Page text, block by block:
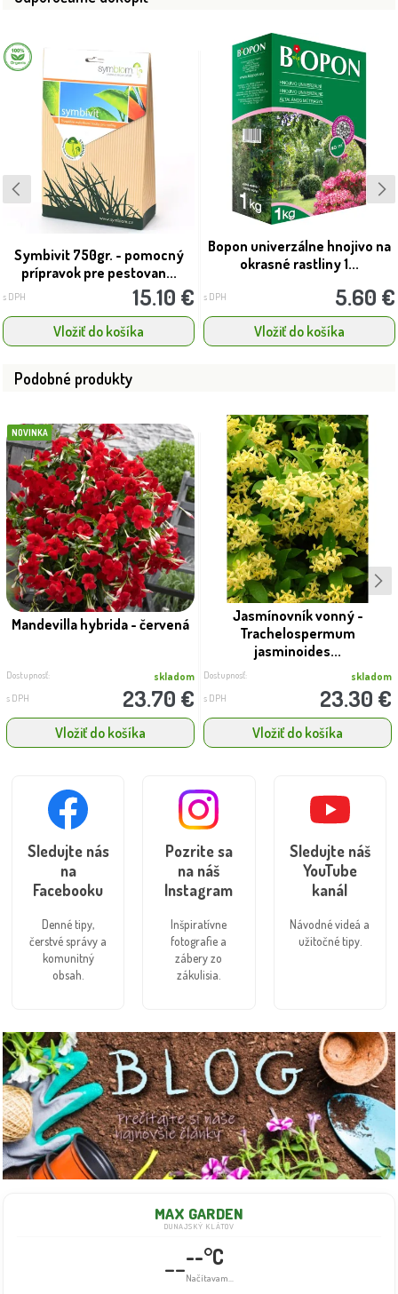
MAX GARDEN
DUNAJSKÝ KLÁTOV
--°C
Info dočasne nedostupné
Symbivit 750gr. - pomocný
prípravok pre pestovan...
s DPH 15.10 €
Vložiť do košíka
Bopon univerzálne hnojivo na
okrasné rastliny 1...
s DPH 5.60 €
Vložiť do košíka
Podobné produkty
NOVINKA
Mandevilla hybrida - červená
Dostupnosť: skladom
s DPH 23.70 €
Vložiť do košíka
Jasmínovník vonný -
Trachelospermum
jasminoides...
Dostupnosť: skladom
s DPH 23.30 €
Vložiť do košíka
Sledujte nás
na
Facebooku
Denné tipy,
čerstvé správy a
komunitný
obsah.
Pozrite sa
na náš
Instagram
Inšpiratívne
fotografie a
zábery zo
zákulisia.
Sledujte náš
YouTube
kanál
Návodné videá a
užitočné tipy.